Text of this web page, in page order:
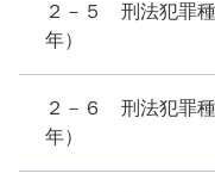
２－５ 刑法犯罪
年）
２－６ 刑法犯罪
年）